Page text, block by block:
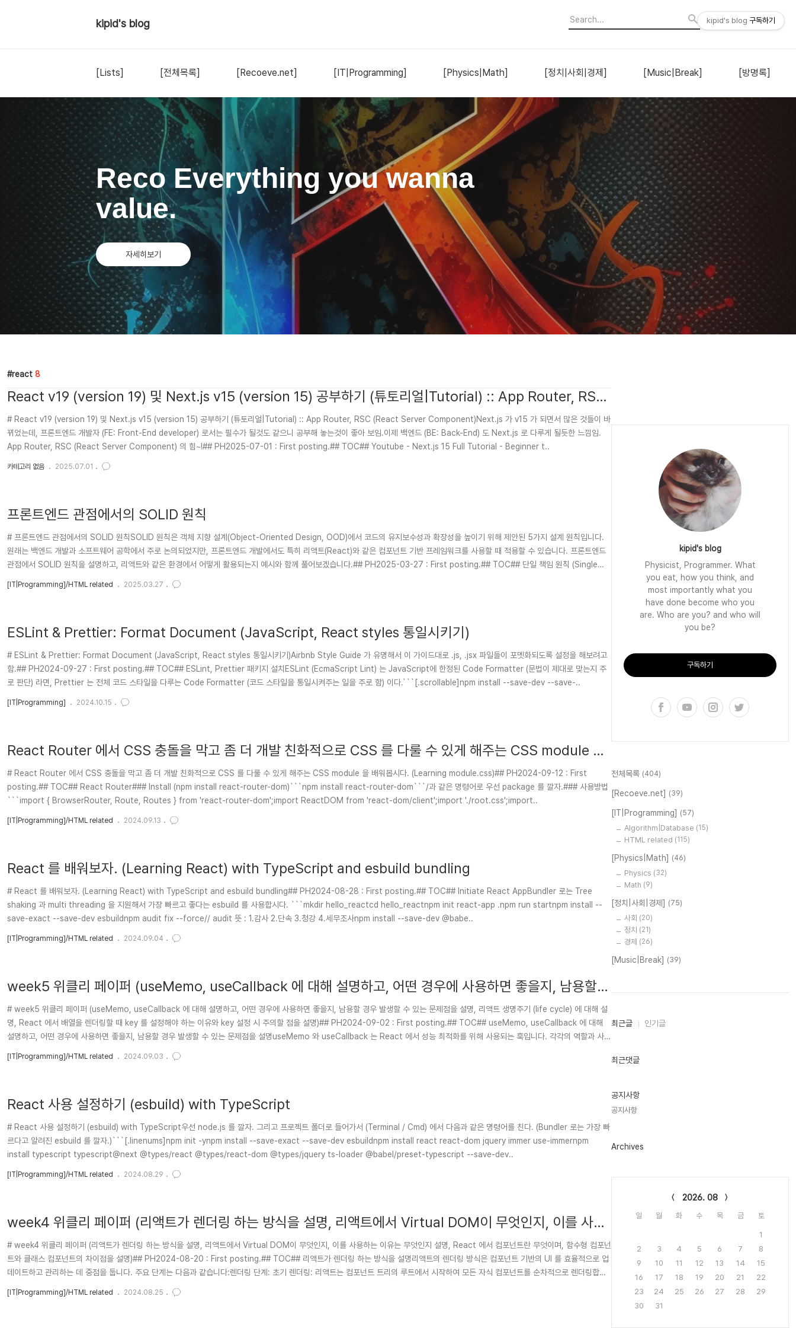
kipid's blog
[Lists] [전체목록] [Recoeve.net] [IT|Programming] [Physics|Math] [정치|사회|경제] [Music|Break] [방명록]
Reco Everything you wanna
value.
자세히보기
react 8
React v19 (version 19) 및 Next.js v15 (version 15) 공부하기 (튜토리얼|Tutorial) :: App Router, RSC
(React Server Component)
# React v19 (version 19) 및 Next.js v15 (version 15) 공부하기 (튜토리얼|Tutorial) :: App Router, RSC (React Server Component)Next.js 가 v15 가 되면서 많은 것들이 바
뀌었는데, 프론트엔드 개발자 (FE: Front-End developer) 로서는 필수가 될것도 같으니 공부해 놓는것이 좋아 보임.이제 백엔드 (BE: Back-End) 도 Next.js 로 다루게 될듯한 느낌임.
App Router, RSC (React Server Component) 의 힘~!## PH2025-07-01 : First posting.## TOC## Youtube - Next.js 15 Full Tutorial - Beginner t..
카테고리 없음 2025.07.01
프론트엔드 관점에서의 SOLID 원칙
# 프론트엔드 관점에서의 SOLID 원칙SOLID 원칙은 객체 지향 설계(Object-Oriented Design, OOD)에서 코드의 유지보수성과 확장성을 높이기 위해 제안된 5가지 설계 원칙입니다.
원래는 백엔드 개발과 소프트웨어 공학에서 주로 논의되었지만, 프론트엔드 개발에서도 특히 리액트(React)와 같은 컴포넌트 기반 프레임워크를 사용할 때 적용할 수 있습니다. 프론트엔드
관점에서 SOLID 원칙을 설명하고, 리액트와 같은 환경에서 어떻게 활용되는지 예시와 함께 풀어보겠습니다.## PH2025-03-27 : First posting.## TOC## 단일 책임 원칙 (Single
[IT|Programming]/HTML related 2025.03.27
ESLint & Prettier: Format Document (JavaScript, React styles 통일시키기)
# ESLint & Prettier: Format Document (JavaScript, React styles 통일시키기)Airbnb Style Guide 가 유명해서 이 가이드대로 .js, .jsx 파일들이 포멧화되도록 설정을 해보려고
함.## PH2024-09-27 : First posting.## TOC## ESLint, Prettier 패키지 설치ESLint (EcmaScript Lint) 는 JavaScript에 한정된 Code Formatter (문법이 제대로 맞는지 주
로 판단) 라면, Prettier 는 전체 코드 스타일을 다루는 Code Formatter (코드 스타일을 통일시켜주는 일을 주로 함) 이다.```[.scrollable]npm install --save-dev --save-..
[IT|Programming] 2024.10.15
React Router 에서 CSS 충돌을 막고 좀 더 개발 친화적으로 CSS 를 다룰 수 있게 해주는 CSS module 을
배워봅시다. (Learning module.css)
# React Router 에서 CSS 충돌을 막고 좀 더 개발 친화적으로 CSS 를 다룰 수 있게 해주는 CSS module 을 배워봅시다. (Learning module.css)## PH2024-09-12 : First
posting.## TOC## React Router### Install (npm install react-router-dom)```npm install react-router-dom```/과 같은 명령어로 우선 package 를 깔자.### 사용방법
```import { BrowserRouter, Route, Routes } from 'react-router-dom';import ReactDOM from 'react-dom/client';import './root.css';import..
[IT|Programming]/HTML related 2024.09.13
React 를 배워보자. (Learning React) with TypeScript and esbuild bundling
# React 를 배워보자. (Learning React) with TypeScript and esbuild bundling## PH2024-08-28 : First posting.## TOC## Initiate React AppBundler 로는 Tree
shaking 과 multi threading 을 지원해서 가장 빠르고 좋다는 esbuild 를 사용합시다. ```mkdir hello_reactcd hello_reactnpm init react-app .npm run startnpm install --
save-exact --save-dev esbuildnpm audit fix --force// audit 뜻 : 1.감사 2.단속 3.청강 4.세무조사npm install --save-dev @babe..
[IT|Programming]/HTML related 2024.09.04
week5 위클리 페이퍼 (useMemo, useCallback 에 대해 설명하고, 어떤 경우에 사용하면 좋을지, 남용할
경우 발생할 수 있는 문제점을 설명, 리액트 생명주기 (life cycle) 에 대해 설명, React 에서 배열을 렌더링할
때 key 를 설정해야 하는 이유와 key 설정 시 주의할 점을 설명)
# week5 위클리 페이퍼 (useMemo, useCallback 에 대해 설명하고, 어떤 경우에 사용하면 좋을지, 남용할 경우 발생할 수 있는 문제점을 설명, 리액트 생명주기 (life cycle) 에 대해 설
명, React 에서 배열을 렌더링할 때 key 를 설정해야 하는 이유와 key 설정 시 주의할 점을 설명)## PH2024-09-02 : First posting.## TOC## useMemo, useCallback 에 대해
설명하고, 어떤 경우에 사용하면 좋을지, 남용할 경우 발생할 수 있는 문제점을 설명useMemo 와 useCallback 는 React 에서 성능 최적화를 위해 사용되는 훅입니다. 각각의 역할과 사용
[IT|Programming]/HTML related 2024.09.03
React 사용 설정하기 (esbuild) with TypeScript
# React 사용 설정하기 (esbuild) with TypeScript우선 node.js 를 깔자. 그리고 프로젝트 폴더로 들어가서 (Terminal / Cmd) 에서 다음과 같은 명령어를 친다. (Bundler 로는 가장 빠
르다고 알려진 esbuild 를 깔자.)```[.linenums]npm init -ynpm install --save-exact --save-dev esbuildnpm install react react-dom jquery immer use-immernpm
install typescript typescript@next @types/react @types/react-dom @types/jquery ts-loader @babel/preset-typescript --save-dev..
[IT|Programming]/HTML related 2024.08.29
week4 위클리 페이퍼 (리액트가 렌더링 하는 방식을 설명, 리액트에서 Virtual DOM이 무엇인지, 이를 사용
하는 이유는 무엇인지 설명, React 에서 컴포넌트란 무엇이며, 함수형 컴포넌트와 클래스 컴포넌트의 차이점
을 설명)
# week4 위클리 페이퍼 (리액트가 렌더링 하는 방식을 설명, 리액트에서 Virtual DOM이 무엇인지, 이를 사용하는 이유는 무엇인지 설명, React 에서 컴포넌트란 무엇이며, 함수형 컴포넌
트와 클래스 컴포넌트의 차이점을 설명)## PH2024-08-20 : First posting.## TOC## 리액트가 렌더링 하는 방식을 설명리액트의 렌더링 방식은 컴포넌트 기반의 UI 를 효율적으로 업
데이트하고 관리하는 데 중점을 둡니다. 주요 단계는 다음과 같습니다:렌더링 단계: 초기 렌더링: 리액트는 컴포넌트 트리의 루트에서 시작하여 모든 자식 컴포넌트를 순차적으로 렌더링합니
[IT|Programming]/HTML related 2024.08.25
kipid's blog
Physicist, Programmer. What
you eat, how you think, and
most importantly what you
have done become who you
are. Who are you? and who will
you be?
구독하기
전체목록 (404)
[Recoeve.net] (39)
[IT|Programming] (57)
Algorithm|Database (15)
HTML related (115)
[Physics|Math] (46)
Physics (32)
Math (9)
[정치|사회|경제] (75)
사회 (20)
정치 (21)
경제 (26)
[Music|Break] (39)
최
인
최근글 인기글
최근댓글
공지사항
공지사항
Archives
2026. 08
일 월 화 수 목 금 토
1
2
3 4 5 6 7
8
9
10 11 12 13 14
15
16
17 18 19 20 21
22
23
24 25 26 27 28
29
30
31
kipid's blog 구독하기